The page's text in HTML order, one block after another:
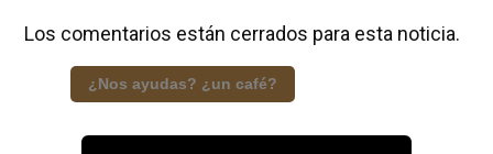
Los comentarios están cerrados para esta noticia.
¿Nos ayudas? ¿un café?